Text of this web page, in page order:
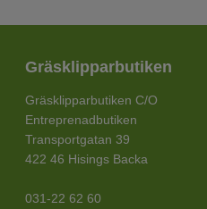
Gräsklipparbutiken
Gräsklipparbutiken C/O
Entreprenadbutiken
Transportgatan 39
422 46 Hisings Backa
031-22 62 60